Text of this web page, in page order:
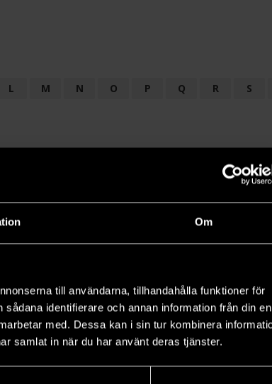
Om
till användarna, tillhandahålla funktioner för
identifierare och annan information från din
med. Dessa kan i sin tur kombinera
samlat in när du har använt deras tjänster.
L M N O P Q R S
FACKLITTERATUR
nyhetsbrev